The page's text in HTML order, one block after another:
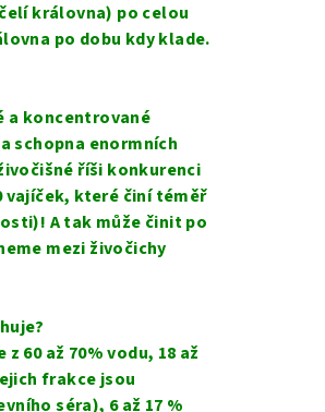
královna) po celou
po dobu kdy klade.
a koncentrované
schopna enormních
říši konkurenci
vajíček, které činí téměř
A tak může činit po
mezi živočichy
60 až 70% vodu, 18 až
frakce jsou
séra), 6 až 17 %